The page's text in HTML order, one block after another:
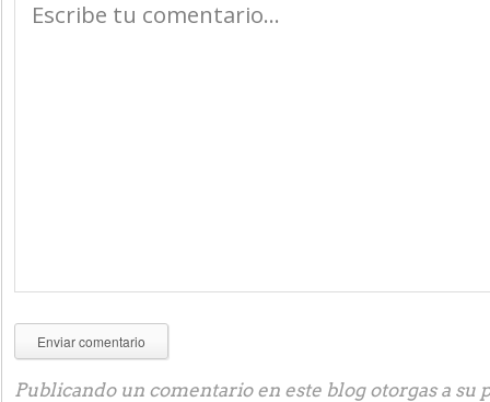
Publicando un comentario en este blog otorgas a su